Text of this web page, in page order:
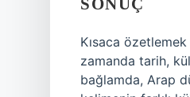
SONUÇ
Kısaca
zamanda tarih,
bağlamda, Arap